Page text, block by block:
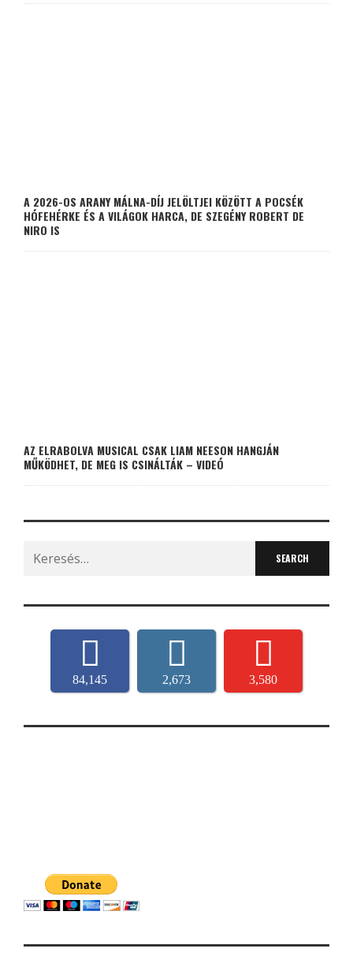
A 2026-OS ARANY MÁLNA-DÍJ JELÖLTJEI KÖZÖTT A POCSÉK
HÓFEHÉRKE ÉS A VILÁGOK HARCA, DE SZEGÉNY ROBERT DE
NIRO IS
AZ ELRABOLVA MUSICAL CSAK LIAM NEESON HANGJÁN
MŰKÖDHET, DE MEG IS CSINÁLTÁK – VIDEÓ
Search
for:
84,145 2,673 3,580